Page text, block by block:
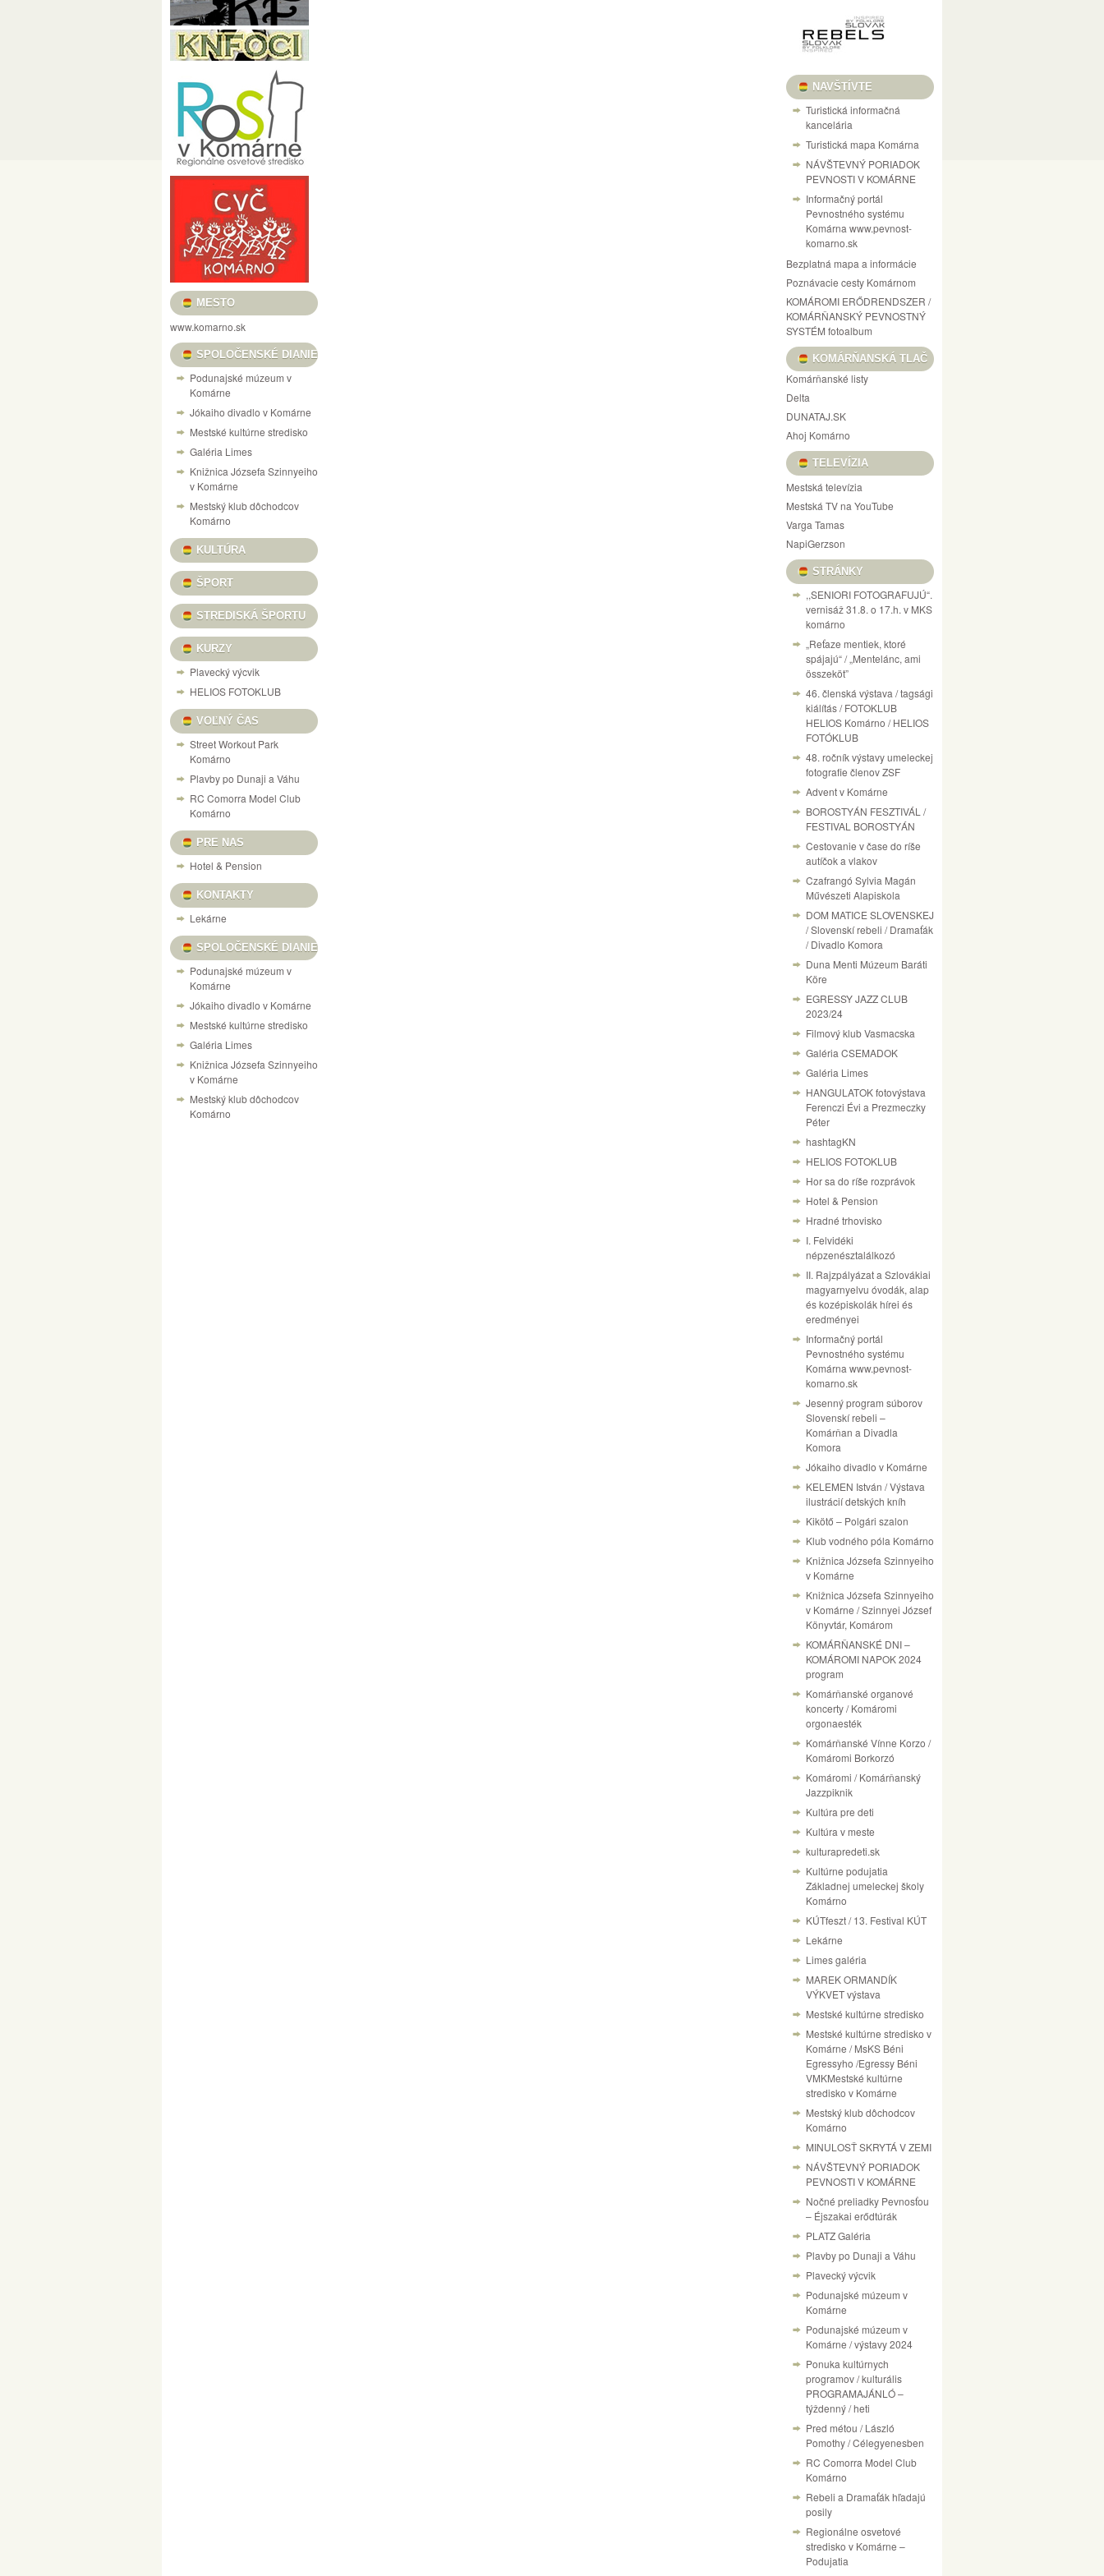
PRED MÉTOU / LÁSZLÓ POMOTHY / CÉLEGYENESBEN
FILMOVÝ KLUB VASMACSKA
USMIEVAVÉ VLČIE MAKY, VOŇAVÉ TULIPÁNY / MOSOLYGÓ MÁKVIRÁGOK, ILLATOS TULIPÁNOK
„REŤAZE MENTIEK, KTORÉ SPÁJAJÚ“ / „MENTELÁNC, AMI ÖSSZEKÖT”
HRADNÉ TRHOVISKO BOROSTYÁN FESZTIVÁL / FESTIVAL BOROSTYÁN
KULTÚRA PRE DETI
KOMÁRŇANSKÉ DNI – KOMÁROMI NAPOK 2024 PROGRAM
DUNA MENTI MÚZEUM BARÁTI KÖRE
VERNISÁŽ VÝSTAVY ALFOLDI RÓBERT „ANGYALOK ÉS RÓZSÁK“
NOČNÉ PRELIADKY PEVNOSŤOU – ÉJSZAKAI ERŐDTÚRÁK
MESTSKÉ KULTÚRNE STREDISKO
GALÉRIA LIMES KNIŽNICA JÓZSEFA SZINNYEIHO V KOMÁRNE
II. RAJZPÁLYÁZAT A SZLOVÁKIAI MAGYARNYELVU ÓVODÁK, ALAP ÉS KOZÉPISKOLÁK HÍREI ÉS EREDMÉNYEI
NÁVŠTEVNÝ PORIADOK PEVNOSTI V KOMÁRNE
VÝSTAVA „125 ROKOV VÝROBY LODÍ V KOMÁRNE“ – „A KOMÁROMI HAJÓGYÁRTÁS 125 ÉVE”
VILLA CAMARUM / ZICHY-PONT
PONUKA KULTÚRNYCH PROGRAMOV / KULTURÁLIS PROGRAMAJÁNLÓ – TÝŽDENNÝ / HETI
DOM MATICE SLOVENSKEJ / SLOVENSKÍ REBELI / DRAMAŤÁK / DIVADLO KOMORA
VÝSTAVA ŽELEZNIČNÝCH MODELOV
INFORMAČNÝ PORTÁL PEVNOSTNÉHO SYSTÉMU KOMÁRNA WWW.PEVNOST-KOMARNO.SK
HANGULATOK FOTOVÝSTAVA FERENCZI ÉVI A PREZMECZKY PÉTER
MESTO
www.komarno.sk
SPOLOČENSKÉ DIANIE
Podunajské múzeum v
Komárne
Jókaiho divadlo v Komárne
Mestské kultúrne stredisko
Galéria Limes
Knižnica Józsefa Szinnyeiho
v Komárne
Mestský klub dôchodcov
Komárno
KULTÚRA
ŠPORT
STREDISKÁ ŠPORTU
KURZY
Plavecký výcvik
HELIOS FOTOKLUB
VOĽNÝ ČAS
Street Workout Park
Komárno
Plavby po Dunaji a Váhu
RC Comorra Model Club
Komárno
PRE NAS
Hotel & Pension
KONTAKTY
Lekárne
SPOLOČENSKÉ DIANIE
Podunajské múzeum v
Komárne
Jókaiho divadlo v Komárne
Mestské kultúrne stredisko
Galéria Limes
Knižnica Józsefa Szinnyeiho
v Komárne
Mestský klub dôchodcov
Komárno
NAVŠTÍVTE
Turistická informačná
kancelária
Turistická mapa Komárna
NÁVŠTEVNÝ PORIADOK
PEVNOSTI V KOMÁRNE
Informačný portál
Pevnostného systému
Komárna www.pevnost-
komarno.sk
Bezplatná mapa a informácie
Poznávacie cesty Komárnom
KOMÁROMI ERŐDRENDSZER /
KOMÁRŇANSKÝ PEVNOSTNÝ
SYSTÉM fotoalbum
KOMÁRŇANSKÁ TLAČ
Komárňanské listy
Delta
DUNATAJ.SK
Ahoj Komárno
TELEVÍZIA
Mestská televízia
Mestská TV na YouTube
Varga Tamas
NapiGerzson
STRÁNKY
,,SENIORI FOTOGRAFUJÚ“.
vernisáž 31.8. o 17.h. v MKS
komárno
„Reťaze mentiek, ktoré
spájajú“ / „Mentelánc, ami
összeköt”
46. členská výstava / tagsági
kiálítás / FOTOKLUB
HELIOS Komárno / HELIOS
FOTÓKLUB
48. ročník výstavy umeleckej
fotografie členov ZSF
Advent v Komárne
BOROSTYÁN FESZTIVÁL /
FESTIVAL BOROSTYÁN
Cestovanie v čase do ríše
autíčok a vlakov
Czafrangó Sylvia Magán
Művészeti Alapiskola
DOM MATICE SLOVENSKEJ
/ Slovenskí rebeli / Dramaťák
/ Divadlo Komora
Duna Menti Múzeum Baráti
Köre
EGRESSY JAZZ CLUB
2023/24
Filmový klub Vasmacska
Galéria CSEMADOK
Galéria Limes
HANGULATOK fotovýstava
Ferenczi Évi a Prezmeczky
Péter
hashtagKN
HELIOS FOTOKLUB
Hor sa do ríše rozprávok
Hotel & Pension
Hradné trhovisko
I. Felvidéki
népzenésztalálkozó
II. Rajzpályázat a Szlovákiai
magyarnyelvu óvodák, alap
és kozépiskolák hírei és
eredményei
Informačný portál
Pevnostného systému
Komárna www.pevnost-
komarno.sk
Jesenný program súborov
Slovenskí rebeli –
Komárňan a Divadla
Komora
Jókaiho divadlo v Komárne
KELEMEN István / Výstava
ilustrácií detských kníh
Kikötő – Polgári szalon
Klub vodného póla Komárno
Knižnica Józsefa Szinnyeiho
v Komárne
Knižnica Józsefa Szinnyeiho
v Komárne / Szinnyei József
Könyvtár, Komárom
KOMÁRŇANSKÉ DNI –
KOMÁROMI NAPOK 2024
program
Komárňanské organové
koncerty / Komáromi
orgonaesték
Komárňanské Vínne Korzo /
Komáromi Borkorzó
Komáromi / Komárňanský
Jazzpiknik
Kultúra pre deti
Kultúra v meste
kulturapredeti.sk
Kultúrne podujatia
Základnej umeleckej školy
Komárno
KÚTfeszt / 13. Festival KÚT
Lekárne
Limes galéria
MAREK ORMANDÍK
VÝKVET výstava
Mestské kultúrne stredisko
Mestské kultúrne stredisko v
Komárne / MsKS Béni
Egressyho /Egressy Béni
VMKMestské kultúrne
stredisko v Komárne
Mestský klub dôchodcov
Komárno
MINULOSŤ SKRYTÁ V ZEMI
NÁVŠTEVNÝ PORIADOK
PEVNOSTI V KOMÁRNE
Nočné preliadky Pevnosťou
– Éjszakai erődtúrák
PLATZ Galéria
Plavby po Dunaji a Váhu
Plavecký výcvik
Podunajské múzeum v
Komárne
Podunajské múzeum v
Komárne / výstavy 2024
Ponuka kultúrnych
programov / kulturális
PROGRAMAJÁNLÓ –
týždenný / heti
Pred métou / László
Pomothy / Célegyenesben
RC Comorra Model Club
Komárno
Rebeli a Dramaťák hľadajú
posily
Regionálne osvetové
stredisko v Komárne –
Podujatia